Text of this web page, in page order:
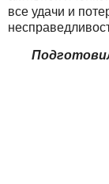
все удачи и